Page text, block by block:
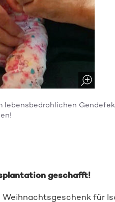
lebensbedrohlichen
geschafft!
für